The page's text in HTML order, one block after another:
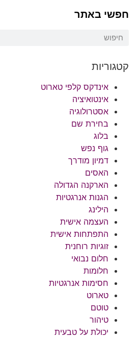
חפשי באתר
קטגוריות
אינדקס קלפי טארוט
אינטואיציה
אסטרולוגיה
בחירת שם
בלוג
גוף נפש
דמיון מודרך
האסים
הארקנה הגדולה
הגנות אנרגטיות
הילינג
העצמה אישית
התפתחות אישית
זוגיות רוחנית
חלום נבואי
חלומות
חסימות אנרגטיות
טארוט
טוטם
טיהור
יכולת על טבעית